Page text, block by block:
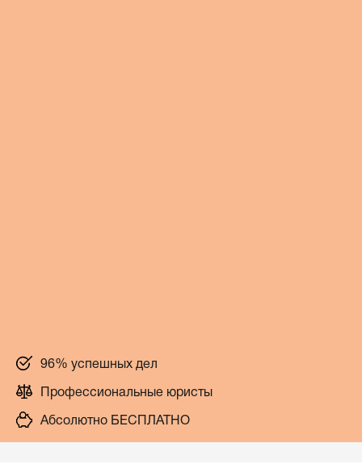
96% успешных дел
Профессиональные юристы
Абсолютно БЕСПЛАТНО